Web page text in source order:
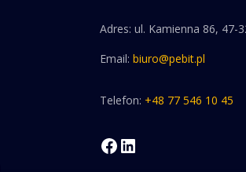
Adres: ul. Kamienna 86, 47-
Email: biuro@pebit.pl
Telefon: +48 77 546 10 45
Facebook